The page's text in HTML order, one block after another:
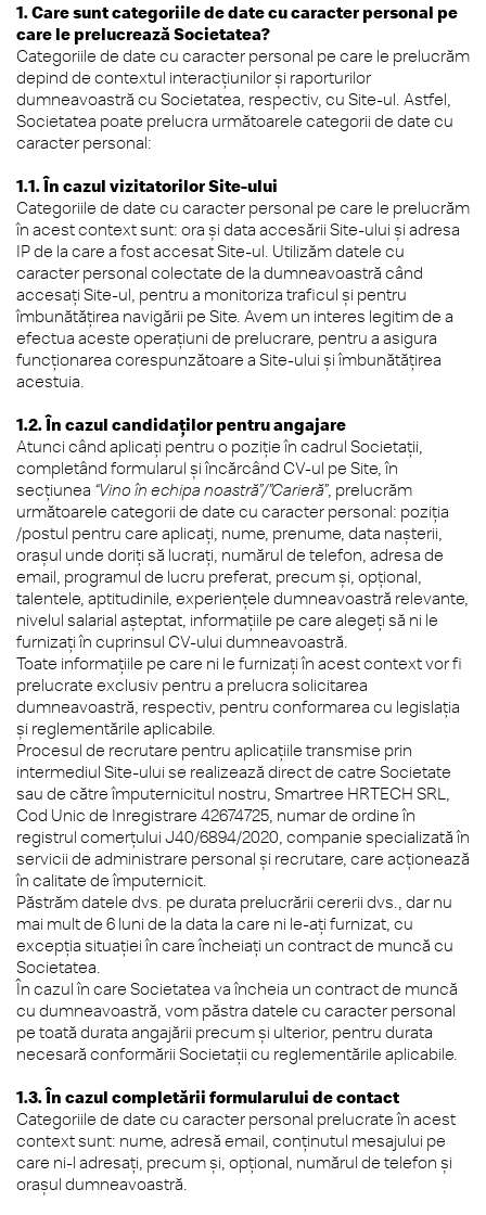
1. Care sunt categoriile de date cu caracter personal pe
care le prelucrează Societatea?
Categoriile de date cu caracter personal pe care le prelucrăm
depind de contextul interacţiunilor şi raporturilor
dumneavoastră cu Societatea, respectiv, cu Site-ul. Astfel,
Societatea poate prelucra următoarele categorii de date cu
caracter personal:
1.1. În cazul vizitatorilor Site-ului
Categoriile de date cu caracter personal pe care le prelucrăm
în acest context sunt: ora şi data accesării Site-ului şi adresa
IP de la care a fost accesat Site-ul. Utilizăm datele cu
caracter personal colectate de la dumneavoastră când
accesați Site-ul, pentru a monitoriza traficul şi pentru
îmbunătăţirea navigării pe Site. Avem un interes legitim de a
efectua aceste operațiuni de prelucrare, pentru a asigura
funcţionarea corespunzătoare a Site-ului şi îmbunătăţirea
acestuia.
1.2. În cazul candidaţilor pentru angajare
Atunci când aplicaţi pentru o poziţie în cadrul Societații,
completând formularul și încărcând CV-ul pe Site, în
secţiunea “Vino în echipa noastră”/”Carieră”, prelucrăm
următoarele categorii de date cu caracter personal: poziția
/postul pentru care aplicați, nume, prenume, data naşterii,
oraşul unde doriți să lucrați, numărul de telefon, adresa de
email, programul de lucru preferat, precum și, opțional,
talentele, aptitudinile, experiențele dumneavoastră relevante,
nivelul salarial așteptat, informațiile pe care alegeți să ni le
furnizați în cuprinsul CV-ului dumneavoastră.
Toate informațiile pe care ni le furnizați în acest context vor fi
prelucrate exclusiv pentru a prelucra solicitarea
dumneavoastră, respectiv, pentru conformarea cu legislația
și reglementările aplicabile.
Procesul de recrutare pentru aplicațiile transmise prin
intermediul Site-ului se realizează direct de catre Societate
sau de către împuternicitul nostru, Smartree HRTECH SRL,
Cod Unic de Inregistrare 42674725, numar de ordine în
registrul comerțului J40/6894/2020, companie specializată în
servicii de administrare personal şi recrutare, care acţionează
în calitate de împuternicit.
Păstrăm datele dvs. pe durata prelucrării cererii dvs., dar nu
mai mult de 6 luni de la data la care ni le-ați furnizat, cu
excepția situației în care încheiați un contract de muncă cu
Societatea.
În cazul în care Societatea va încheia un contract de muncă
cu dumneavoastră, vom păstra datele cu caracter personal
pe toată durata angajării precum și ulterior, pentru durata
necesară conformării Societații cu reglementările aplicabile.
1.3. În cazul completării formularului de contact
Categoriile de date cu caracter personal prelucrate în acest
context sunt: nume, adresă email, conținutul mesajului pe
care ni-l adresați, precum și, opțional, numărul de telefon și
orașul dumneavoastră.